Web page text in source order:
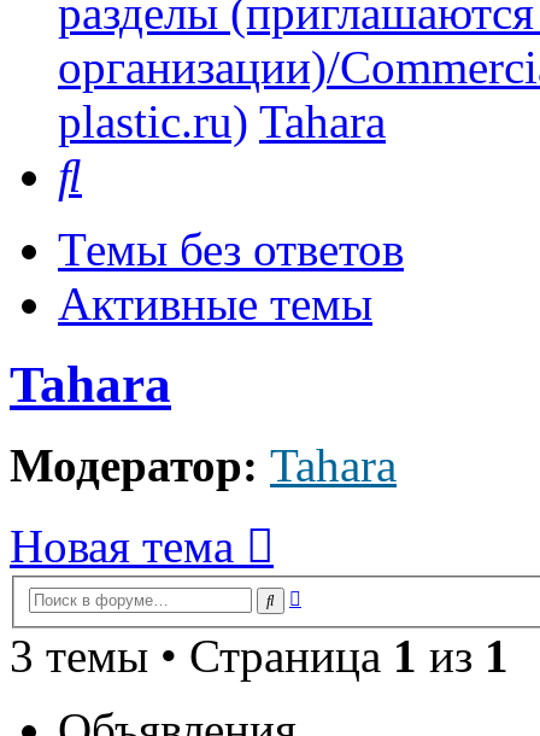
разделы
организации)/
plastic.ru) Tahara
Темы без ответов
Активные темы
Tahara
Модератор: Tahara
Новая тема
Поиск
3 темы • Страница 1 из 1